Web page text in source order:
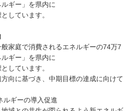
ギー」を県内に
しています。
庭で消費されるエネルギーの74万7
ギー」を県内に
しています。
に基づき、中期目標の達成に向けて
ギーの導入促進